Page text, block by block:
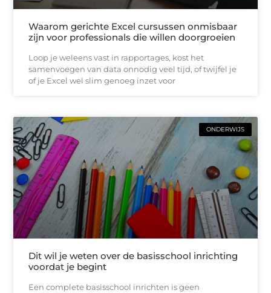
Waarom gerichte Excel cursussen onmisbaar
zijn voor professionals die willen doorgroeien
Loop je weleens vast in rapportages, kost het
samenvoegen van data onnodig veel tijd, of twijfel je
of je Excel wel slim genoeg inzet voor
ONDERWIJS
Dit wil je weten over de basisschool inrichting
voordat je begint
Een complete basisschool inrichten is geen